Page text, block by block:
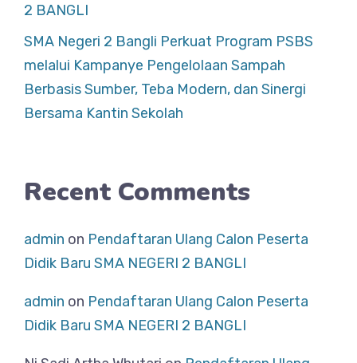
2 BANGLI
SMA Negeri 2 Bangli Perkuat Program PSBS
melalui Kampanye Pengelolaan Sampah
Berbasis Sumber, Teba Modern, dan Sinergi
Bersama Kantin Sekolah
Recent Comments
admin on Pendaftaran Ulang Calon Peserta
Didik Baru SMA NEGERI 2 BANGLI
admin on Pendaftaran Ulang Calon Peserta
Didik Baru SMA NEGERI 2 BANGLI